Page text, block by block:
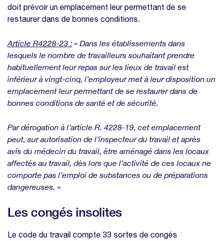
doit prévoir un emplacement leur permettant de se
restaurer dans de bonnes conditions.
Article R4228-23 : « Dans les établissements dans
lesquels le nombre de travailleurs souhaitant prendre
habituellement leur repas sur les lieux de travail est
inférieur à vingt-cinq, l’employeur met à leur disposition un
emplacement leur permettant de se restaurer dans de
bonnes conditions de santé et de sécurité.
Par dérogation à l’article R. 4228-19, cet emplacement
peut, sur autorisation de l’inspecteur du travail et après
avis du médecin du travail, être aménagé dans les locaux
affectés au travail, dès lors que l’activité de ces locaux ne
comporte pas l’emploi de substances ou de préparations
dangereuses. »
Les congés insolites
Le code du travail compte 33 sortes de congés